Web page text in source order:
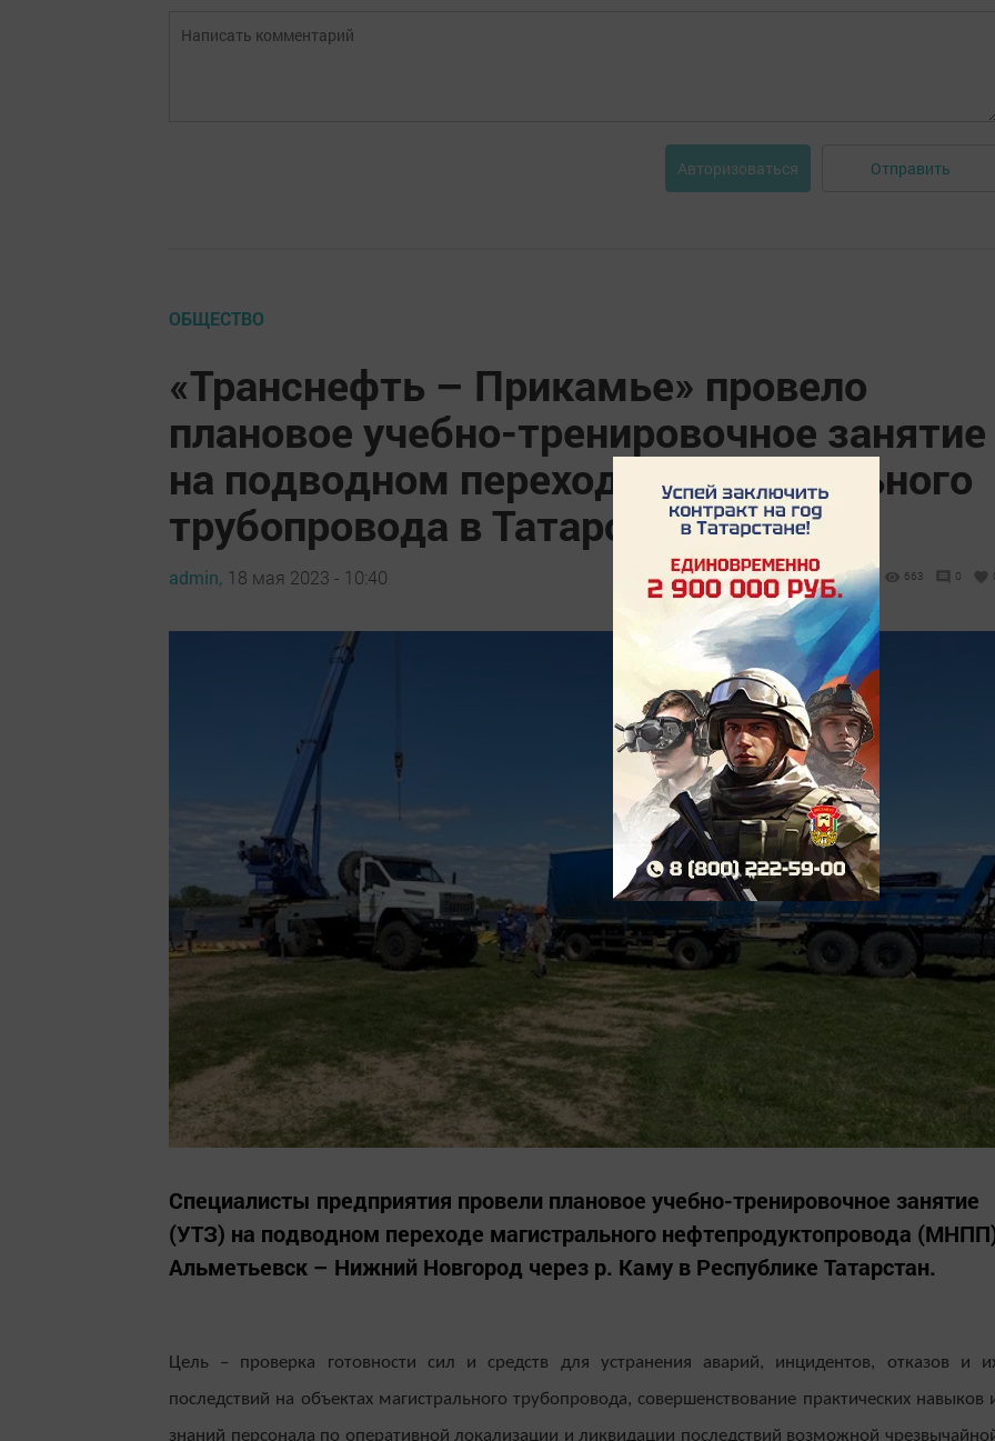
Авторизоваться Отправить
ОБЩЕСТВО
«Транснефть – Прикамье» провело
плановое учебно-тренировочное занятие
на подводном переходе магистрального
трубопровода в Татарстане
admin, 18 мая 2023 - 10:40 663 0
Специалисты предприятия провели плановое учебно-тренировочное занятие
(УТЗ) на подводном переходе магистрального нефтепродуктопровода
Альметьевск – Нижний Новгород через р. Каму в Республике Татарстан.
Цель – проверка готовности сил и средств для устранения аварий, инцидентов, отказов и
последствий на объектах магистрального трубопровода, совершенствование практических навыков
знаний персонала по оперативной локализации и ликвидации последствий возможной